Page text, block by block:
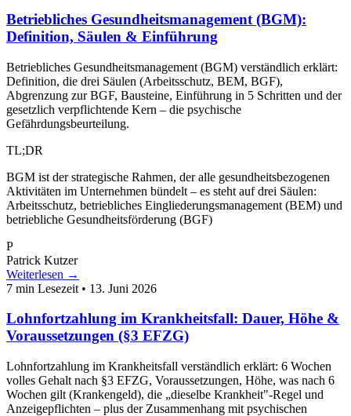
Betriebliches Gesundheitsmanagement (BGM):
Definition, Säulen & Einführung
Betriebliches Gesundheitsmanagement (BGM) verständlich erklärt:
Definition, die drei Säulen (Arbeitsschutz, BEM, BGF),
Abgrenzung zur BGF, Bausteine, Einführung in 5 Schritten und der
gesetzlich verpflichtende Kern – die psychische
Gefährdungsbeurteilung.
TL;DR
BGM ist der strategische Rahmen, der alle gesundheitsbezogenen
Aktivitäten im Unternehmen bündelt – es steht auf drei Säulen:
Arbeitsschutz, betriebliches Eingliederungsmanagement (BEM) und
betriebliche Gesundheitsförderung (BGF)
P
Patrick Kutzer
Weiterlesen →
7 min Lesezeit • 13. Juni 2026
Lohnfortzahlung im Krankheitsfall: Dauer, Höhe &
Voraussetzungen (§3 EFZG)
Lohnfortzahlung im Krankheitsfall verständlich erklärt: 6 Wochen
volles Gehalt nach §3 EFZG, Voraussetzungen, Höhe, was nach 6
Wochen gilt (Krankengeld), die „dieselbe Krankheit"-Regel und
Anzeigepflichten – plus der Zusammenhang mit psychischen